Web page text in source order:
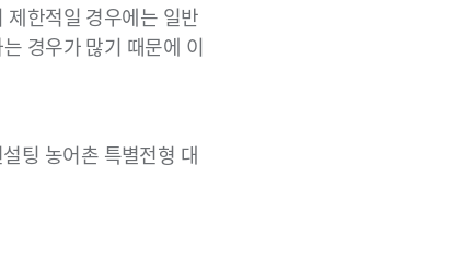
한적일 경우에는 일반
경우가 많기 때문에 이
팅 농어촌 특별전형 대